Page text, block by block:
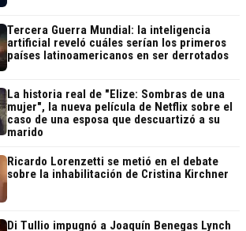
Tercera Guerra Mundial: la inteligencia
artificial reveló cuáles serían los primeros
países latinoamericanos en ser derrotados
La historia real de "Elize: Sombras de una
mujer", la nueva película de Netflix sobre el
caso de una esposa que descuartizó a su
marido
Ricardo Lorenzetti se metió en el debate
sobre la inhabilitación de Cristina Kirchner
Di Tullio impugnó a Joaquín Benegas Lynch